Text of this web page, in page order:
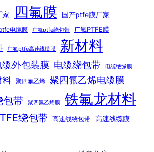
家 四氟膜 国产ptfe膜厂家
电缆膜 广氟ptfe绕包带 广氟PTFE膜
广氟ptfe高速线缆膜 新材料
缆外包装膜 电缆绕包带 电缆绝缘膜
料 聚四氟乙烯
聚四氟乙烯电缆膜
包带
聚四氟乙烯膜 铁氟龙材料
绕包带 高速线绕包带 高速线缆膜